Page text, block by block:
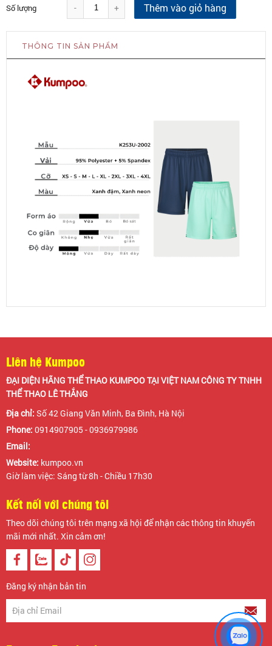
Số lượng - + Thêm vào giỏ hàng
THÔNG TIN SẢN PHẨM
Liên hệ Kumpoo
ĐẠI DIỆN HÃNG THỂ THAO KUMPOO TẠI VIỆT NAM CÔNG TY TNHH
THỂ THAO LÊ THẮNG
Địa chỉ: Số 42 Giang Văn Minh, Ba Đình, Hà Nội
Phone: 0914907905 - 0936979986
Email:
Website: kumpoo.vn
Giờ làm việc: Sáng từ 8h - Chiều 17h30
Kết nối với chúng tôi
Theo dõi chúng tôi trên mạng xã hội để nhận các thông tin khuyến
mãi mới nhất. Xin cảm ơn!
Đăng ký nhận bản tin